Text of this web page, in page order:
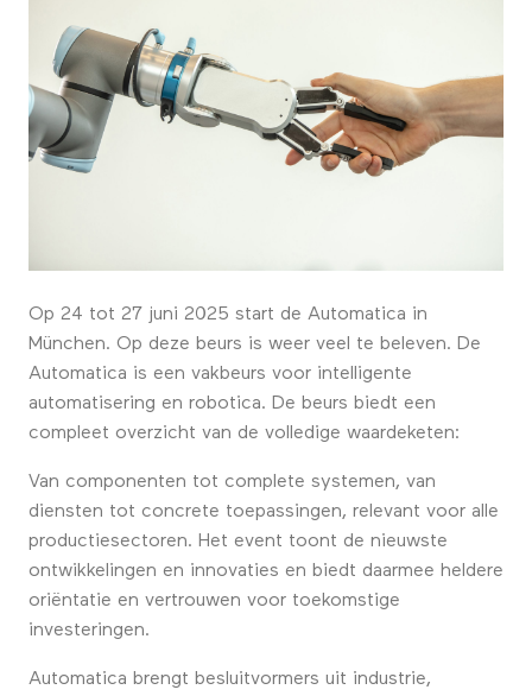
Op 24 tot 27 juni 2025 start de Automatica in
München. Op deze beurs is weer veel te beleven. De
Automatica is een vakbeurs voor intelligente
automatisering en robotica. De beurs biedt een
compleet overzicht van de volledige waardeketen:
Van componenten tot complete systemen, van
diensten tot concrete toepassingen, relevant voor alle
productiesectoren. Het event toont de nieuwste
ontwikkelingen en innovaties en biedt daarmee heldere
oriëntatie en vertrouwen voor toekomstige
investeringen.
Automatica brengt besluitvormers uit industrie,